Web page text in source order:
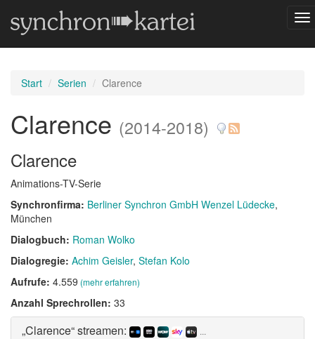
Start Serien Clarence
Clarence (2014-2018)
Clarence
Animations-TV-Serie
Synchronfirma: Berliner Synchron GmbH Wenzel Lüdecke,
München
Dialogbuch: Roman Wolko
Dialogregie: Achim Geisler Stefan Kolo
Aufrufe: 4.559 (mehr erfahren)
Anzahl Sprechrollen: 33
„Clarence“ streamen: ...